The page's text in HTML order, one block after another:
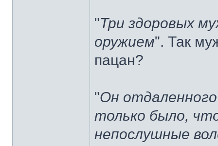
"Три здоровых
оружием". Так
пацан?
"Он
только было,
непослушные